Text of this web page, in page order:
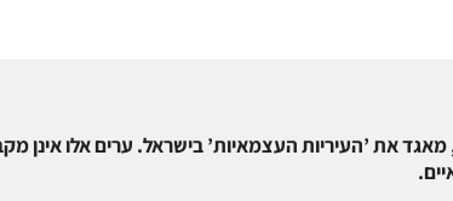
הערים, מאגד את ’העיריות העצמאיות’ בישראל. ערים אלו
.